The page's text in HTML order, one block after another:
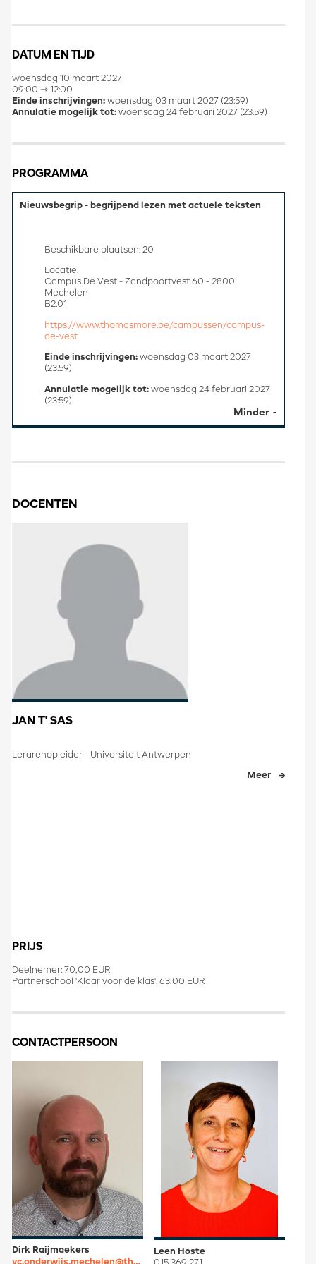
DATUM EN TIJD
woensdag 10 maart 2027
09:00 ⇾ 12:00
Einde inschrijvingen: woensdag 03 maart 2027 (23:59)
Annulatie mogelijk tot: woensdag 24 februari 2027 (23:59)
PROGRAMMA
Nieuwsbegrip - begrijpend lezen met actuele teksten
Minder
Beschikbare plaatsen: 20
Locatie:
Campus De Vest - Zandpoortvest 60 - 2800
Mechelen
B2.01
https://www.thomasmore.be/campussen/campus-
de-vest
Einde inschrijvingen: woensdag 03 maart 2027
(23:59)
Annulatie mogelijk tot: woensdag 24 februari 2027
(23:59)
DOCENTEN
JAN T' SAS
Lerarenopleider - Universiteit Antwerpen
Meer
PRIJS
Deelnemer: 70,00 EUR
Partnerschool 'Klaar voor de klas': 63,00 EUR
CONTACTPERSOON
Dirk Raijmaekers
Leen Hoste